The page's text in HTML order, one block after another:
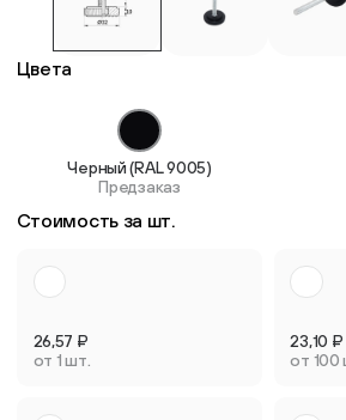
Цвета
Черный (RAL 9005)
Предзаказ
Стоимость за шт.
26,57 ₽
от 1 шт.
23,10 ₽
от 100
Дюбель